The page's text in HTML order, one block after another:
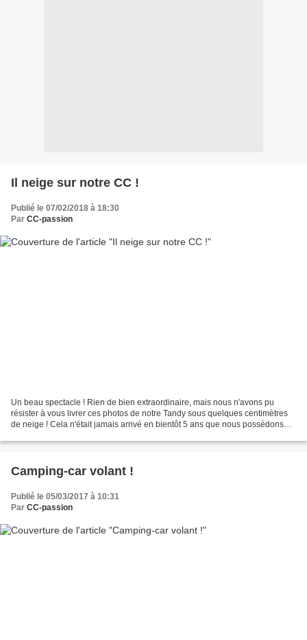
Il neige sur notre CC !
Publié le 07/02/2018 à 18:30
Par CC-passion
Un beau spectacle ! Rien de bien extraordinaire, mais nous n'avons pu
résister à vous livrer ces photos de notre Tandy sous quelques centimètres
de neige ! Cela n'était jamais arrivé en bientôt 5 ans que nous possédons
Camping-car volant !
Publié le 05/03/2017 à 10:31
Par CC-passion